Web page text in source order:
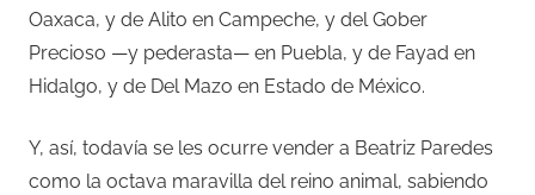
Oaxaca, y de Alito en Campeche, y del Gober
Precioso —y pederasta— en Puebla, y de Fayad en
Hidalgo, y de Del Mazo en Estado de México.
Y, así, todavía se les ocurre vender a Beatriz Paredes
como la octava maravilla del reino animal, sabiendo